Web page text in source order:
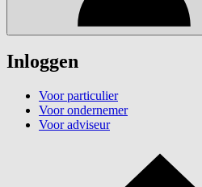
Inloggen
Voor particulier
Voor ondernemer
Voor adviseur